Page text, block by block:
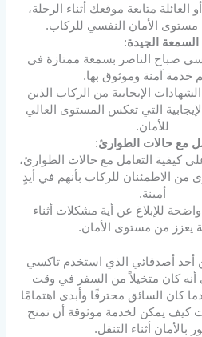
العائلة متابعة موقعك أثناء الرحلة،
مستوى الأمان النفسي للركاب.
السمعة الجيدة:
صباح الناصر بسمعة ممتازة في
خدمة آمنة وموثوق بها.
الإيجابية من الركاب الذين
التي تعكس المستوى العالي
للأمان.
مع حالات الطوارئ:
كيفية التعامل مع حالات الطوارئ،
الاطمئنان للركاب بأنهم في أيدٍ
أمينة.
للإبلاغ عن أية مشكلات أثناء
يعزز من مستوى الأمان.
أحد أصدقائي الذي استخدم تاكسي
أنه كان متخيلاً من السفر في وقت
كان السائق محترفًا وأبدى اهتمامًا
كيف يمكن لخدمة موثوقة أن تمنح
بالأمان أثناء التنقل.